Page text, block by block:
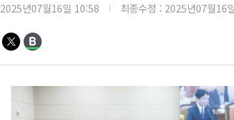
2025년07월16일 10:58 최종수정 : 2025년07월16